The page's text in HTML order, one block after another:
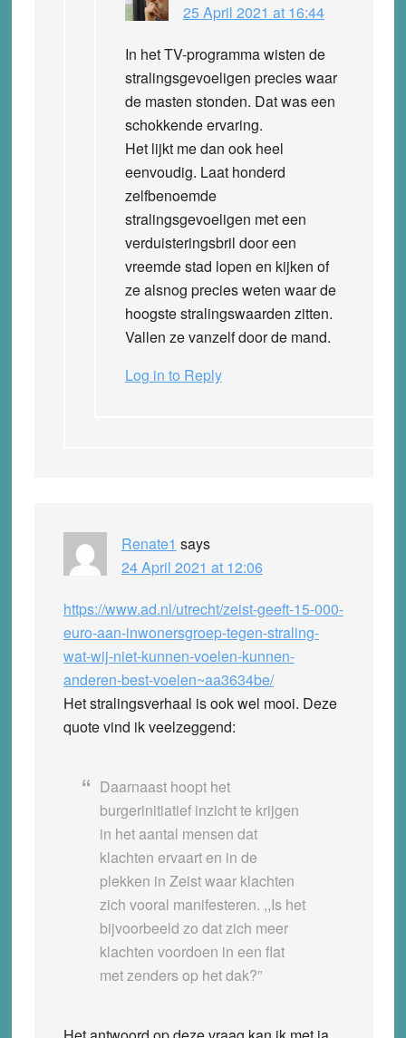
25 April 2021 at 16:44
In het TV-programma wisten de
stralingsgevoeligen precies waar
de masten stonden. Dat was een
schokkende ervaring.
Het lijkt me dan ook heel
eenvoudig. Laat honderd
zelfbenoemde
stralingsgevoeligen met een
verduisteringsbril door een
vreemde stad lopen en kijken of
ze alsnog precies weten waar de
hoogste stralingswaarden zitten.
Vallen ze vanzelf door de mand.
Log in to Reply
Renate1 says
24 April 2021 at 12:06
https://www.ad.nl/utrecht/zeist-geeft-15-000-
euro-aan-inwonersgroep-tegen-straling-
wat-wij-niet-kunnen-voelen-kunnen-
anderen-best-voelen~aa3634be/
Het stralingsverhaal is ook wel mooi. Deze
quote vind ik veelzeggend:
Daarnaast hoopt het
burgerinitiatief inzicht te krijgen
in het aantal mensen dat
klachten ervaart en in de
plekken in Zeist waar klachten
zich vooral manifesteren. ,,Is het
bijvoorbeeld zo dat zich meer
klachten voordoen in een flat
met zenders op het dak?”